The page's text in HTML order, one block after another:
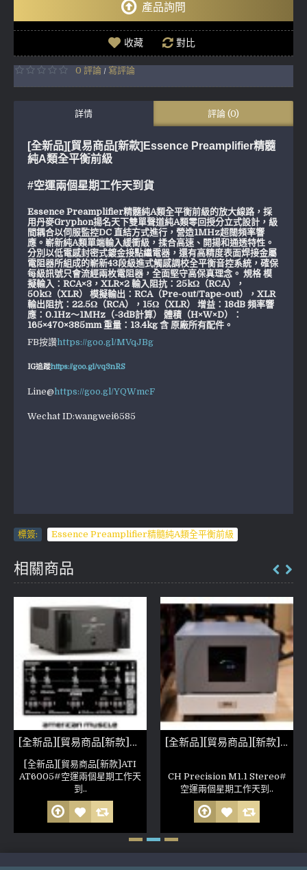
產品詢問
收藏 對比
0 評論 / 寫評論
詳情 評論 (0)
[全新品][貿易商品[新款]Essence Preamplifier精髓
純A類全平衡前級
#空運兩個星期工作天到貨
Essence Preamplifier精髓純A類全平衡前級的放大線路，採
用丹麥Gryphon揚名天下雙單聲道純A類零回授分立式設計，級
間耦合以伺服監控DC 直結方式進行，營造1MHz超闊頻率響
應。嶄新純A類單端輸入緩衝級，揉合高速、開揚和通透特性。
分別以低電感封密式鍍金接點繼電器，還有高精度表面焊接金屬
電阻器所組成的嶄新43段級進式觸感調校全平衡音控系統，確保
每級訊號只會流經兩枚電阻器，全面堅守高保真理念。 規格 模
擬輸入：RCA×3，XLR×2 輸入阻抗：25kΩ（RCA），
50kΩ（XLR） 模擬輸出：RCA（Pre-out/Tape-out），XLR
輸出阻抗：22.5Ω（RCA），15Ω（XLR） 增益：18dB 頻率響
應：0.1Hz～1MHz（-3dB計算） 體積（H×W×D）：
165×470×385mm 重量：13.4kg 含 原廠所有配件。
FB按讚https://goo.gl/MVqJBg
IG追蹤https://goo.gl/vq3nRS
Line@https://goo.gl/YQWmcF
Wechat ID:wangwei6585
標簽: Essence Preamplifier精髓純A類全平衡前級
相關商品
[全新品][貿易商品[新款]ATI AT6005
[全新品][貿易商品[新款]ATI
AT6005#空運兩個星期工作天
到..
[全新品][貿易商品][新款]CH Precision M1.1 Stereo(參考照片)
CH Precision M1.1 Stereo#
空運兩個星期工作天到..